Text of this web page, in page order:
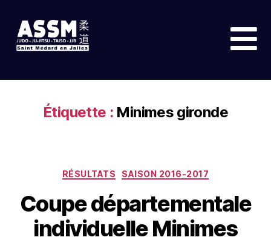
Étiquette : Minimes gironde
RÉSULTATS SAISON 2016-2017
Coupe départementale
individuelle Minimes